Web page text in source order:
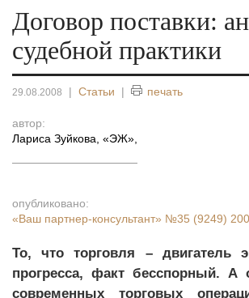
Договор поставки:
судебной практики
29.08.2008 | Статьи | печать
автор:
Лариса Зуйкова, «ЭЖ»
опубликовано:
«Ваш партнер-консультант» №35 (9249)
То, что торговля – двигатель
прогресса, факт бесспорный.
современных торговых